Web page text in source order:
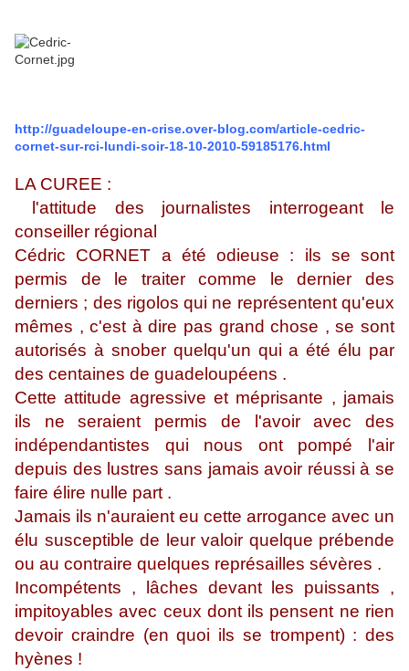
http://guadeloupe-en-crise.over-blog.com/article-cedric-
cornet-sur-rci-lundi-soir-18-10-2010-59185176.html
LA CUREE :
l'attitude des journalistes interrogeant le
conseiller régional
Cédric CORNET a été odieuse : ils se sont
permis de le traiter comme le dernier des
derniers ; des rigolos qui ne représentent qu'eux
mêmes , c'est à dire pas grand chose , se sont
autorisés à snober quelqu'un qui a été élu par
des centaines de guadeloupéens .
Cette attitude agressive et méprisante , jamais
ils ne seraient permis de l'avoir avec des
indépendantistes qui nous ont pompé l'air
depuis des lustres sans jamais avoir réussi à se
faire élire nulle part .
Jamais ils n'auraient eu cette arrogance avec un
élu susceptible de leur valoir quelque prébende
ou au contraire quelques représailles sévères .
Incompétents , lâches devant les puissants ,
impitoyables avec ceux dont ils pensent ne rien
devoir craindre (en quoi ils se trompent) : des
hyènes !